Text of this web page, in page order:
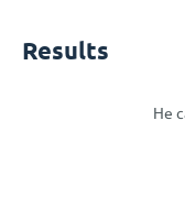
Results
Не